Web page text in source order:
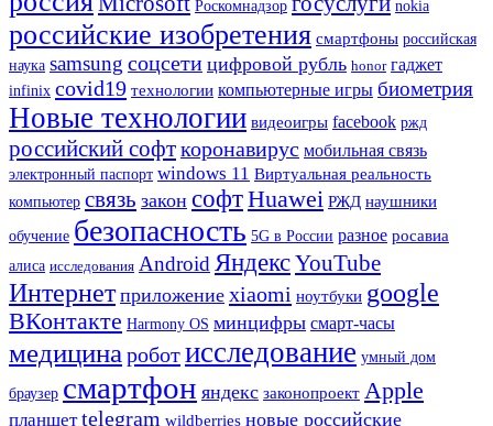
Роскомнадзор nokia
российские изобретения смартфоны российская
наука samsung соцсети цифровой рубль honor гаджет
infinix covid19 технологии компьютерные игры биометрия
Новые технологии видеоигры facebook ржд
российский софткоронавирус мобильная связь
электронный паспорт windows 11 Виртуальная реальность
компьютер связь закон софтHuawei РЖД наушники
обучение безопасность 5G в России разное росавиа
алиса исследования Android ЯндексYouTube
Интернет приложение xiaomi ноутбуки google
ВКонтакте Harmony OS минцифры смарт-часы
медицина роботисследование умный дом
браузер смартфон яндекс законопроект Apple
планшет telegram wildberries новые российские